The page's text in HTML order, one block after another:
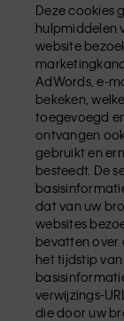
Deze cookies
hulpmiddelen
website
AdWords, e-
bekeken,
toegevoegd
ontvangen
gebruikt en
besteedt. De
dat van uw
websites
bevatten over
het tijdstip
verwijzings-
die door uw